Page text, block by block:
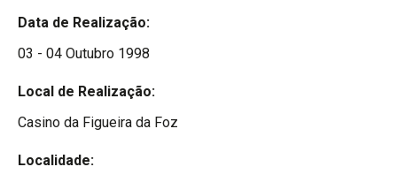
Data de Realização:
03 - 04 Outubro 1998
Local de Realização:
Casino da Figueira da Foz
Localidade: